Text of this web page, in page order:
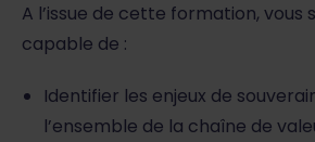
A l’issue de cette formation, vous
capable de :
Identifier les enjeux de
l’ensemble de la chaîne de